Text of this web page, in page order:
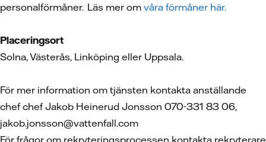
personalförmåner. Läs mer om våra förmåner här.
Placeringsort
Solna, Västerås, Linköping eller Uppsala.
För mer information om tjänsten kontakta anställande
chef chef Jakob Heinerud Jonsson 070-331 83 06,
jakob.jonsson@vattenfall.com
För frågor om rekryteringsprocessen kontakta rekryterare